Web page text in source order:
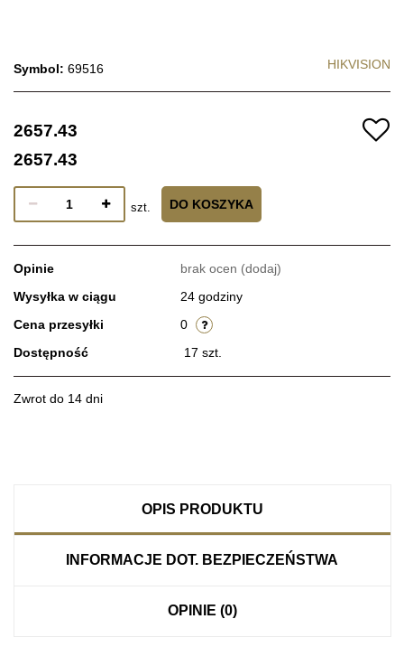
Symbol: 69516 HIKVISION
2657.43
2657.43
szt. DO KOSZYKA
Opinie brak ocen (dodaj)
Wysyłka w ciągu
24 godziny
Cena przesyłki
0
Dostępność
17 szt.
Zwrot do 14 dni
OPIS PRODUKTU
INFORMACJE DOT. BEZPIECZEŃSTWA
OPINIE (0)